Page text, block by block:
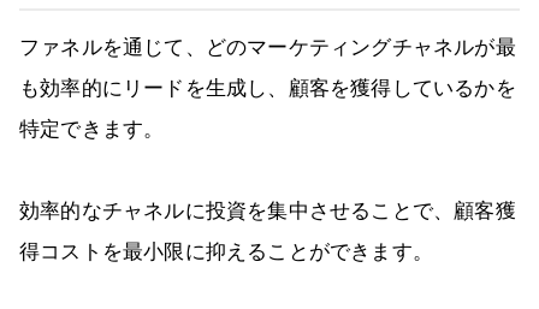
ファネルを通じて、どのマーケティングチャネルが最
も効率的にリードを生成し、顧客を獲得しているかを
特定できます。
効率的なチャネルに投資を集中させることで、顧客獲
得コストを最小限に抑えることができます。